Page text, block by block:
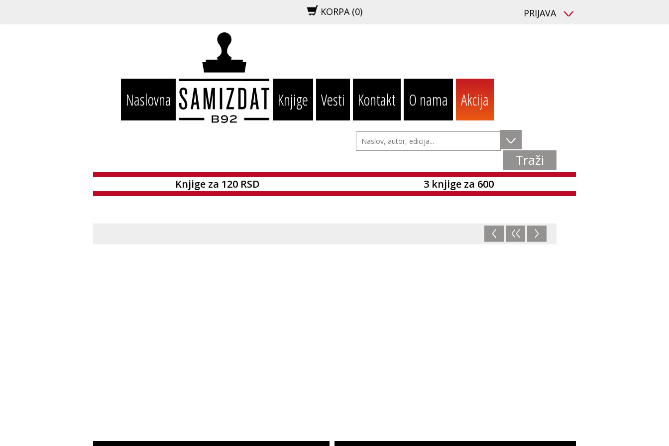
KORPA (0) PRIJAVA V
Naslovna Knjige Vesti Kontakt O nama Akcija
V
Knjige za 120 RSD 3 knjige za 600
< << >